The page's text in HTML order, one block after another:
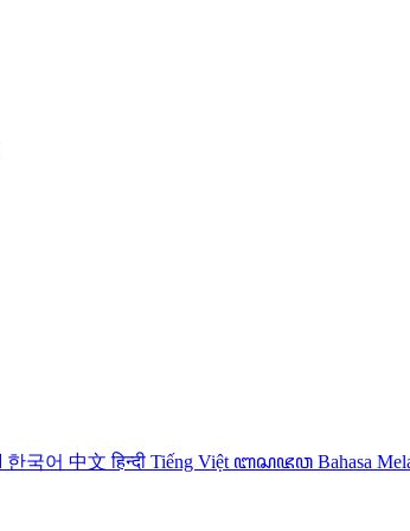
한국어 中文हिन्दी Tiếng Việt ꦧꦱꦗꦮ Bahasa